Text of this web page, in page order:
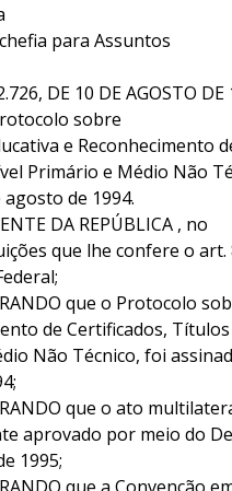
para Assuntos
DE 10 DE AGOSTO DE
sobre
e Reconhecimento
Primário e Médio Não
de 1994.
DA REPÚBLICA , no
que lhe confere o art.
que o Protocolo
de Certificados,
Não Técnico, foi
que o ato
aprovado por meio do
1995;